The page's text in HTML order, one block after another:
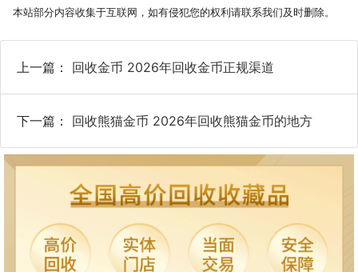
本站部分内容收集于互联网，如有侵犯您的权利请联系我们及时删除。
上一篇： 回收金币 2026年回收金币正规渠道
下一篇： 回收熊猫金币 2026年回收熊猫金币的地方